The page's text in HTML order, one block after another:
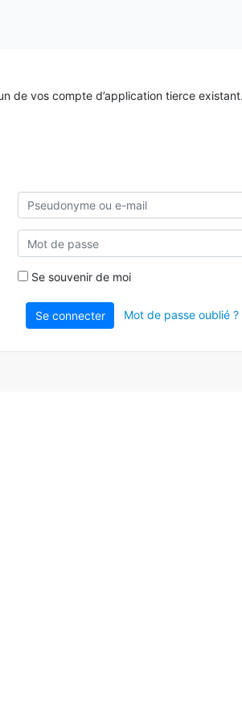
de vos compte d’application tierce
Se souvenir de moi
Se connecter Mot de passe oublié ?